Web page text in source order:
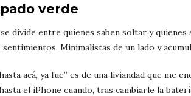
verde
divide entre quienes saben soltar y
sentimientos. Minimalistas de un lado y
acá, ya fue” es de una liviandad que me
el iPhone cuando, tras cambiarle la